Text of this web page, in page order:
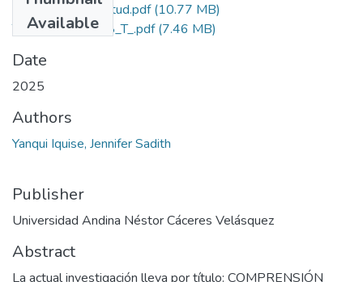
Available
Grado de Similitud.pdf(10.77 MB)
T036_76934348_T_.pdf(7.46 MB)
Date
2025
Authors
Yanqui Iquise, Jennifer Sadith
Publisher
Universidad Andina Néstor Cáceres Velásquez
Abstract
La actual investigación lleva por título: COMPRENSIÓN